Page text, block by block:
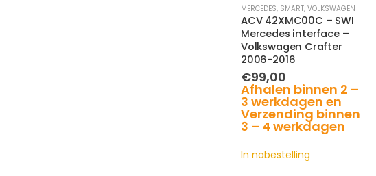
MERCEDES, SMART, VOLKSWAGEN
ACV 42XMC00C – SWI
Mercedes interface –
Volkswagen Crafter
2006-2016
€99,00
Afhalen binnen 2 –
3 werkdagen en
Verzending binnen
3 – 4 werkdagen
In nabestelling